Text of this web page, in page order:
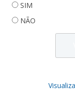
SIM
NÃO